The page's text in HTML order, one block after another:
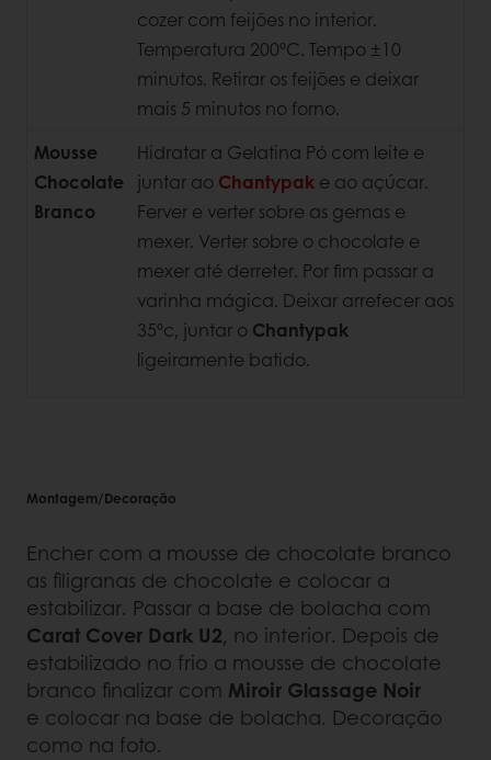
cozer com feijões no interior.
Temperatura 200ºC. Tempo ±10
minutos. Retirar os feijões e deixar
mais 5 minutos no forno.
Mousse
Chocolate
Branco
Hidratar a Gelatina Pó com leite e
juntar ao Chantypak e ao açúcar.
Ferver e verter sobre as gemas e
mexer. Verter sobre o chocolate e
mexer até derreter. Por fim passar a
varinha mágica. Deixar arrefecer aos
35ºc, juntar o Chantypak
ligeiramente batido.
Montagem/Decoração
Encher com a mousse de chocolate branco
as filigranas de chocolate e colocar a
estabilizar. Passar a base de bolacha com
Carat Cover Dark U2, no interior. Depois de
estabilizado no frio a mousse de chocolate
branco finalizar com Miroir Glassage Noir
e colocar na base de bolacha. Decoração
como na foto.